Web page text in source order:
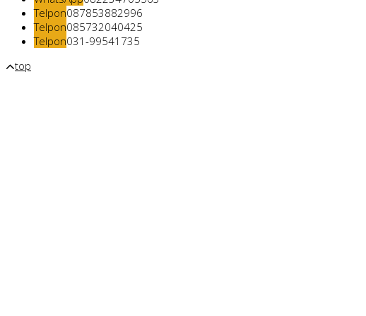
Telpon087853882996
Telpon085732040425
Telpon031-99541735
top